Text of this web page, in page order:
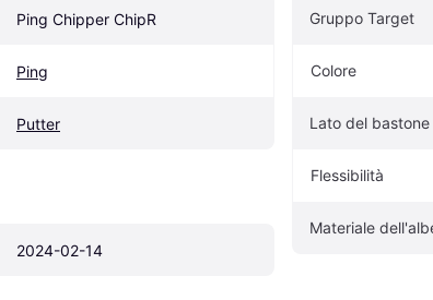
Ping Chipper ChipR
Ping
Putter
2024-02-14
Gruppo Target
Colore
Lato del bastone
Flessibilità
Materiale